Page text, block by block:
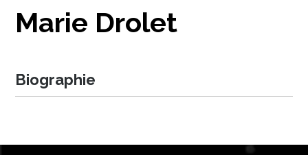
Marie Drolet
Biographie